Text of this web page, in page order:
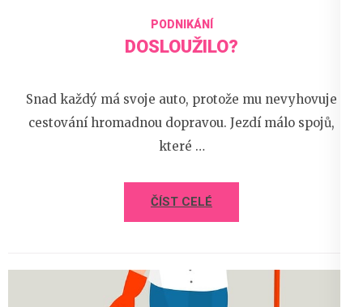
PODNIKÁNÍ
DOSLOUŽILO?
Snad každý má svoje auto, protože mu nevyhovuje
cestování hromadnou dopravou. Jezdí málo spojů,
které …
ČÍST CELÉ